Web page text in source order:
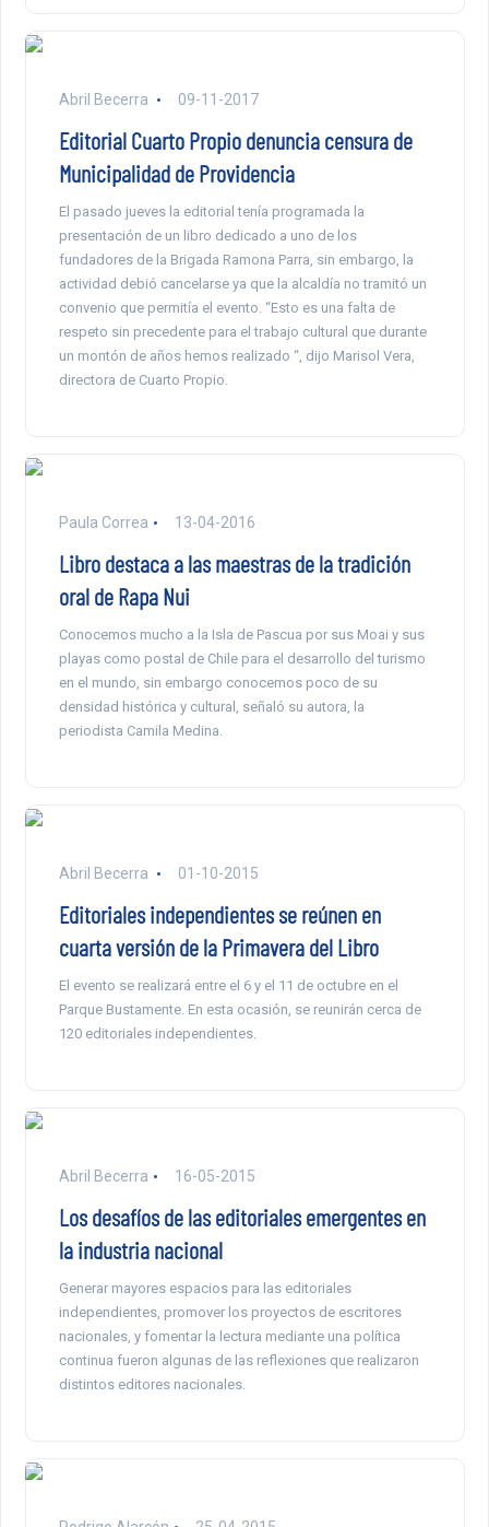
Abril Becerra 09-11-2017
Editorial Cuarto Propio denuncia censura de
Municipalidad de Providencia
El pasado jueves la editorial tenía programada la
presentación de un libro dedicado a uno de los
fundadores de la Brigada Ramona Parra, sin embargo, la
actividad debió cancelarse ya que la alcaldía no tramitó un
convenio que permitía el evento. “Esto es una falta de
respeto sin precedente para el trabajo cultural que durante
un montón de años hemos realizado “, dijo Marisol Vera,
directora de Cuarto Propio.
Paula Correa 13-04-2016
Libro destaca a las maestras de la tradición
oral de Rapa Nui
Conocemos mucho a la Isla de Pascua por sus Moai y sus
playas como postal de Chile para el desarrollo del turismo
en el mundo, sin embargo conocemos poco de su
densidad histórica y cultural, señaló su autora, la
periodista Camila Medina.
Abril Becerra 01-10-2015
Editoriales independientes se reúnen en
cuarta versión de la Primavera del Libro
El evento se realizará entre el 6 y el 11 de octubre en el
Parque Bustamente. En esta ocasión, se reunirán cerca de
120 editoriales independientes.
Abril Becerra 16-05-2015
Los desafíos de las editoriales emergentes en
la industria nacional
Generar mayores espacios para las editoriales
independientes, promover los proyectos de escritores
nacionales, y fomentar la lectura mediante una política
continua fueron algunas de las reflexiones que realizaron
distintos editores nacionales.